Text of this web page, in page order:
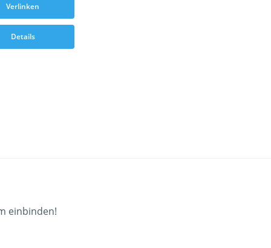
Verlinken
Details
einbinden!